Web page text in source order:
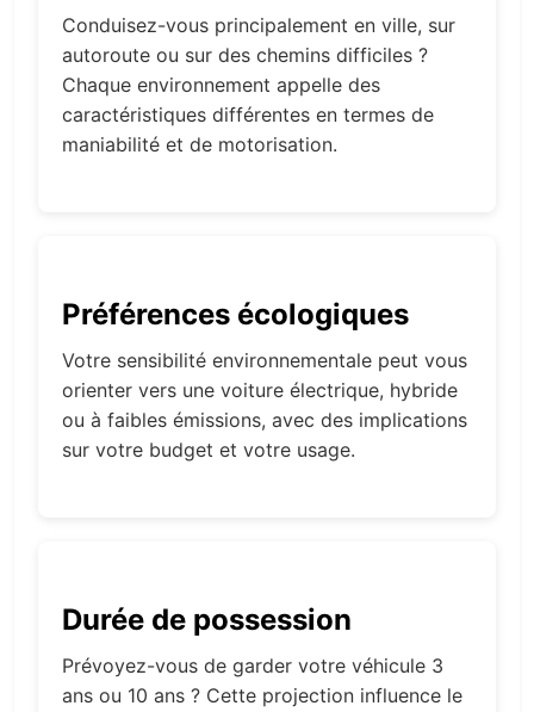
Conduisez-vous principalement en ville, sur
autoroute ou sur des chemins difficiles ?
Chaque environnement appelle des
caractéristiques différentes en termes de
maniabilité et de motorisation.
Préférences écologiques
Votre sensibilité environnementale peut vous
orienter vers une voiture électrique, hybride
ou à faibles émissions, avec des implications
sur votre budget et votre usage.
Durée de possession
Prévoyez-vous de garder votre véhicule 3
ans ou 10 ans ? Cette projection influence le